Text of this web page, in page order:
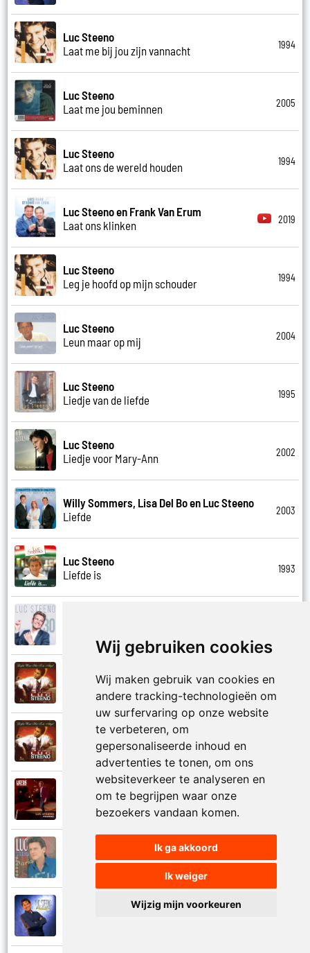
Wij gebruiken cookies
Wij maken gebruik van cookies en
andere tracking-technologieën om
uw surfervaring op onze website
te verbeteren, om
gepersonaliseerde inhoud en
advertenties te tonen, om ons
websiteverkeer te analyseren en
om te begrijpen waar onze
bezoekers vandaan komen.
Ik ga akkoord
Ik weiger
Wijzig mijn voorkeuren
Luc Steeno
Laat me bij jou zijn vannacht
1994
Luc Steeno
Laat me jou beminnen
2005
Luc Steeno
Laat ons de wereld houden
1994
Luc Steeno en Frank Van Erum
Laat ons klinken
2019
Luc Steeno
Leg je hoofd op mijn schouder
1994
Luc Steeno
Leun maar op mij
2004
Luc Steeno
Liedje van de liefde
1995
Luc Steeno
Liedje voor Mary-Ann
2002
Willy Sommers, Lisa Del Bo en Luc Steeno
Liefde
2003
Luc Steeno
Liefde is
1993
Luc Steeno
Liefde op het eerste zicht
Luc Steeno
Liefde wint het toch altijd
Luc Steeno
Maandag